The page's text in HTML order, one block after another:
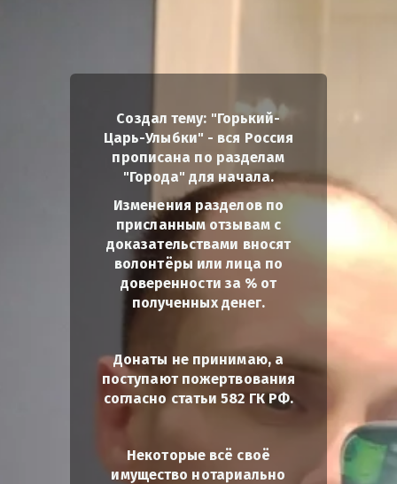
Создал тему: "Горький-
Царь-Улыбки" - вся Россия
прописана по разделам
"Города" для начала.
Изменения разделов по
присланным отзывам с
доказательствами вносят
волонтёры или лица по
доверенности за % от
полученных денег.
Донаты не принимаю, а
поступают пожертвования
согласно статьи 582 ГК РФ.
Некоторые всё своё
имущество нотариально